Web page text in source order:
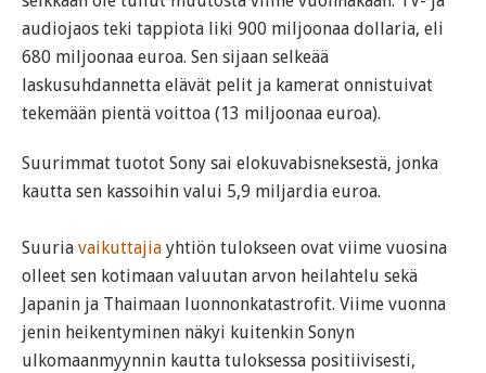
audiojaos teki tappiota liki 900 miljoonaa dollaria, eli
680 miljoonaa euroa. Sen sijaan selkeää
laskusuhdannetta elävät pelit ja kamerat onnistuivat
tekemään pientä voittoa (13 miljoonaa euroa).
Suurimmat tuotot Sony sai elokuvabisneksestä, jonka
kautta sen kassoihin valui 5,9 miljardia euroa.
Suuria vaikuttajia yhtiön tulokseen ovat viime vuosina
olleet sen kotimaan valuutan arvon heilahtelu sekä
Japanin ja Thaimaan luonnonkatastrofit. Viime vuonna
jenin heikentyminen näkyi kuitenkin Sonyn
ulkomaanmyynnin kautta tuloksessa positiivisesti,